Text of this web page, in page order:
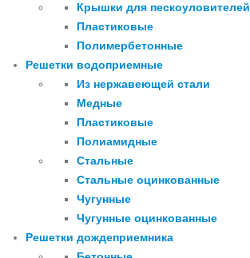
Крышки для пескоуловителей
Пластиковые
Полимербетонные
Решетки водоприемные
Из нержавеющей стали
Медные
Пластиковые
Полиамидные
Стальные
Стальные оцинкованные
Чугунные
Чугунные оцинкованные
Решетки дождеприемника